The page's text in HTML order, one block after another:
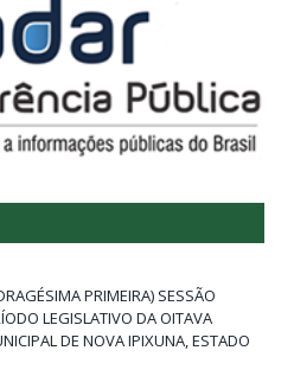
PRIMEIRA) SESSÃO
LEGISLATIVO DA OITAVA
DE NOVA IPIXUNA, ESTADO